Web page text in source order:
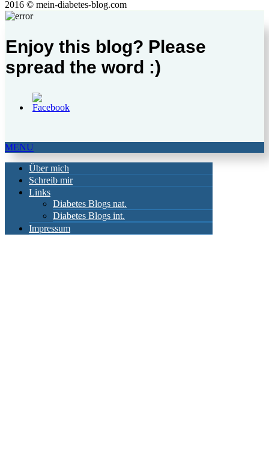
2016 © mein-diabetes-blog.com
Enjoy this blog? Please
spread the word :)
MENU
Über mich
Schreib mir
Links
Diabetes Blogs nat.
Diabetes Blogs int.
Impressum